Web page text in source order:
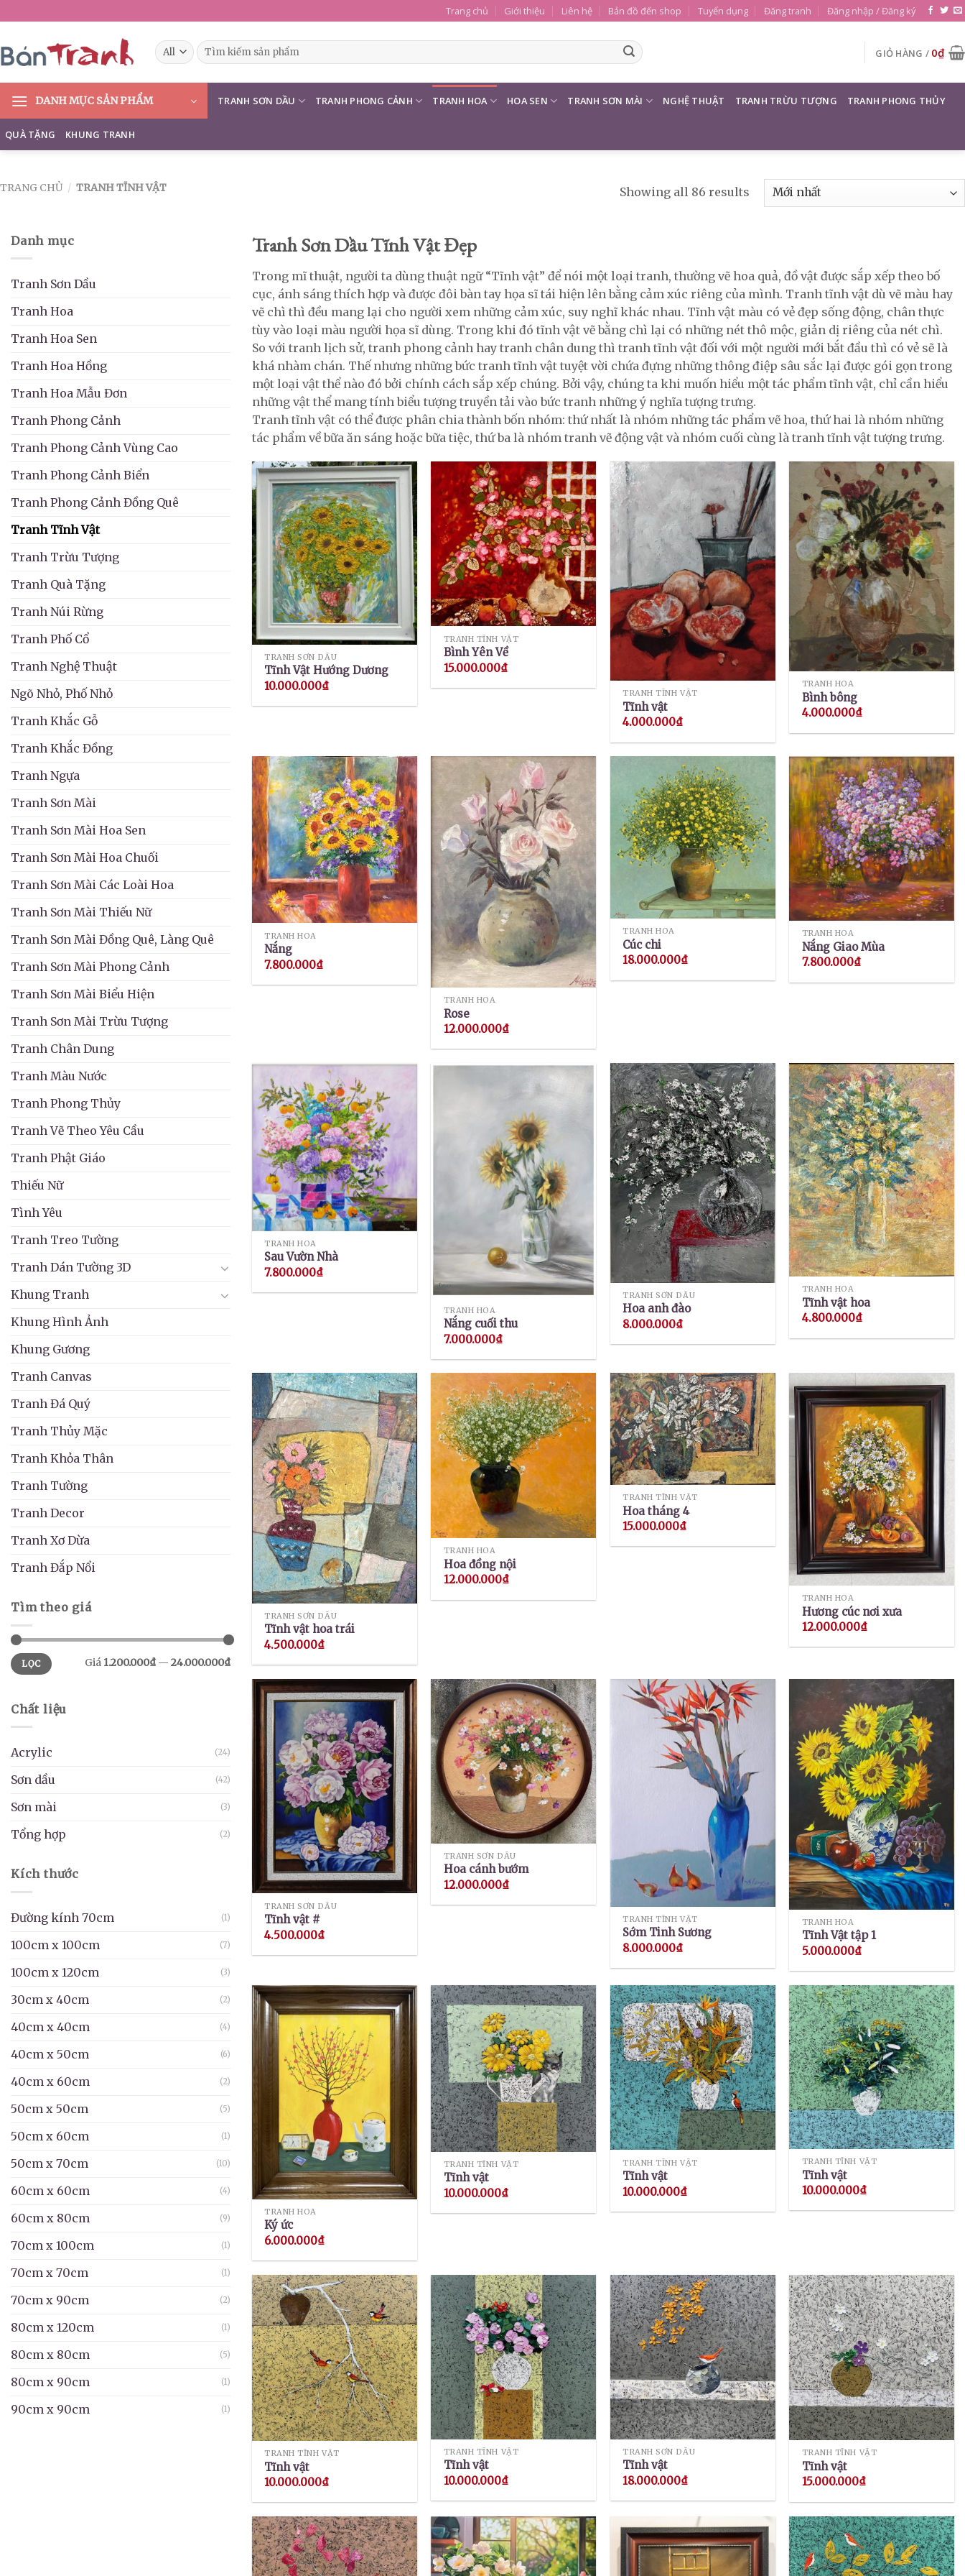
to
content
Trang chủ Giới thiệu Liên hệ Bản đồ đến shop Tuyển dụng Đăng tranh Đăng nhập / Đăng ký
Tìm
kiếm:
GIỎ HÀNG / 0₫
DANH MỤC SẢN PHẨM TRANH SƠN DẦU TRANH PHONG CẢNH TRANH HOA HOA SEN TRANH SƠN MÀI NGHỆ THUẬT TRANH TRỪU TƯỢNG TRANH PHONG THỦY
QUÀ TẶNG KHUNG TRANH
TRANG CHỦ / TRANH TĨNH VẬT Showing all 86 results
Danh mục
Tranh Sơn Dầu
Tranh Hoa
Tranh Hoa Sen
Tranh Hoa Hồng
Tranh Hoa Mẫu Đơn
Tranh Phong Cảnh
Tranh Phong Cảnh Vùng Cao
Tranh Phong Cảnh Biển
Tranh Phong Cảnh Đồng Quê
Tranh Tĩnh Vật
Tranh Trừu Tượng
Tranh Quà Tặng
Tranh Núi Rừng
Tranh Phố Cổ
Tranh Nghệ Thuật
Ngõ Nhỏ, Phố Nhỏ
Tranh Khắc Gỗ
Tranh Khắc Đồng
Tranh Ngựa
Tranh Sơn Mài
Tranh Sơn Mài Hoa Sen
Tranh Sơn Mài Hoa Chuối
Tranh Sơn Mài Các Loài Hoa
Tranh Sơn Mài Thiếu Nữ
Tranh Sơn Mài Đồng Quê, Làng Quê
Tranh Sơn Mài Phong Cảnh
Tranh Sơn Mài Biểu Hiện
Tranh Sơn Mài Trừu Tượng
Tranh Chân Dung
Tranh Màu Nước
Tranh Phong Thủy
Tranh Vẽ Theo Yêu Cầu
Tranh Phật Giáo
Thiếu Nữ
Tình Yêu
Tranh Treo Tường
Tranh Dán Tường 3D
Khung Tranh
Khung Hình Ảnh
Khung Gương
Tranh Canvas
Tranh Đá Quý
Tranh Thủy Mặc
Tranh Khỏa Thân
Tranh Tường
Tranh Decor
Tranh Xơ Dừa
Tranh Đắp Nổi
Tìm theo giá
Giá
thấp
nhất
Giá
cao
nhất
LỌC Giá 1.200.000₫ — 24.000.000₫
Chất liệu
Acrylic (24)
Sơn dầu (42)
Sơn mài (3)
Tổng hợp (2)
Kích thước
Đường kính 70cm (1)
100cm x 100cm (7)
100cm x 120cm (3)
30cm x 40cm (2)
40cm x 40cm (4)
40cm x 50cm (6)
40cm x 60cm (2)
50cm x 50cm (5)
50cm x 60cm (1)
50cm x 70cm (10)
60cm x 60cm (4)
60cm x 80cm (9)
70cm x 100cm (1)
70cm x 70cm (1)
70cm x 90cm (2)
80cm x 120cm (1)
80cm x 80cm (5)
80cm x 90cm (1)
90cm x 90cm (1)
Tranh Sơn Dầu Tĩnh Vật Đẹp
Trong mĩ thuật, người ta dùng thuật ngữ “Tĩnh vật” để nói một loại tranh, thường vẽ hoa quả, đồ vật được sắp xếp theo bố
cục, ánh sáng thích hợp và được đôi bàn tay họa sĩ tái hiện lên bằng cảm xúc riêng của mình. Tranh tĩnh vật dù vẽ màu hay
vẽ chì thì đều mang lại cho người xem những cảm xúc, suy nghĩ khác nhau. Tĩnh vật màu có vẻ đẹp sống động, chân thực
tùy vào loại màu người họa sĩ dùng. Trong khi đó tĩnh vật vẽ bằng chì lại có những nét thô mộc, giản dị riêng của nét chì.
So với tranh lịch sử, tranh phong cảnh hay tranh chân dung thì tranh tĩnh vật đối với một người mới bắt đầu thì có vẻ sẽ là
khá nhàm chán. Thế nhưng những bức tranh tĩnh vật tuyệt vời chứa đựng những thông điệp sâu sắc lại được gói gọn trong
một loại vật thể nào đó bởi chính cách sắp xếp chúng. Bởi vậy, chúng ta khi muốn hiểu một tác phẩm tĩnh vật, chỉ cần hiểu
những vật thể mang tính biểu tượng truyền tải vào bức tranh những ý nghĩa tượng trưng.
Tranh tĩnh vật có thể được phân chia thành bốn nhóm: thứ nhất là nhóm những tác phẩm vẽ hoa, thứ hai là nhóm những
tác phẩm về bữa ăn sáng hoặc bữa tiệc, thứ ba là nhóm tranh vẽ động vật và nhóm cuối cùng là tranh tĩnh vật tượng trưng.
TRANH SƠN DẦU
Tĩnh Vật Hướng Dương
10.000.000₫
TRANH TĨNH VẬT
Bình Yên Về
15.000.000₫
TRANH TĨNH VẬT
Tĩnh vật
4.000.000₫
TRANH HOA
Bình bông
4.000.000₫
TRANH HOA
Nắng
7.800.000₫
TRANH HOA
Rose
12.000.000₫
TRANH HOA
Cúc chi
18.000.000₫
TRANH HOA
Nắng Giao Mùa
7.800.000₫
TRANH HOA
Sau Vườn Nhà
7.800.000₫
TRANH HOA
Nắng cuối thu
7.000.000₫
TRANH SƠN DẦU
Hoa anh đào
8.000.000₫
TRANH HOA
Tĩnh vật hoa
4.800.000₫
TRANH SƠN DẦU
Tĩnh vật hoa trái
4.500.000₫
TRANH HOA
Hoa đồng nội
12.000.000₫
TRANH TĨNH VẬT
Hoa tháng 4
15.000.000₫
TRANH HOA
Hương cúc nơi xưa
12.000.000₫
TRANH SƠN DẦU
Tĩnh vật #
4.500.000₫
TRANH SƠN DẦU
Hoa cánh bướm
12.000.000₫
TRANH TĨNH VẬT
Sớm Tinh Sương
8.000.000₫
TRANH HOA
Tĩnh Vật tập 1
5.000.000₫
TRANH HOA
Ký ức
6.000.000₫
TRANH TĨNH VẬT
Tĩnh vật
10.000.000₫
TRANH TĨNH VẬT
Tĩnh vật
10.000.000₫
TRANH TĨNH VẬT
Tĩnh vật
10.000.000₫
TRANH TĨNH VẬT
Tĩnh vật
10.000.000₫
TRANH TĨNH VẬT
Tĩnh vật
10.000.000₫
TRANH SƠN DẦU
Tĩnh vật
18.000.000₫
TRANH TĨNH VẬT
Tĩnh vật
15.000.000₫